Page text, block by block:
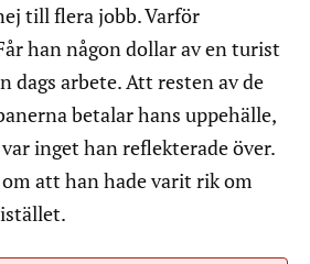
till flera jobb. Varför
han någon dollar av en turist
dags arbete. Att resten av de
betalar hans uppehälle,
inget han reflekterade över.
att han hade varit rik om